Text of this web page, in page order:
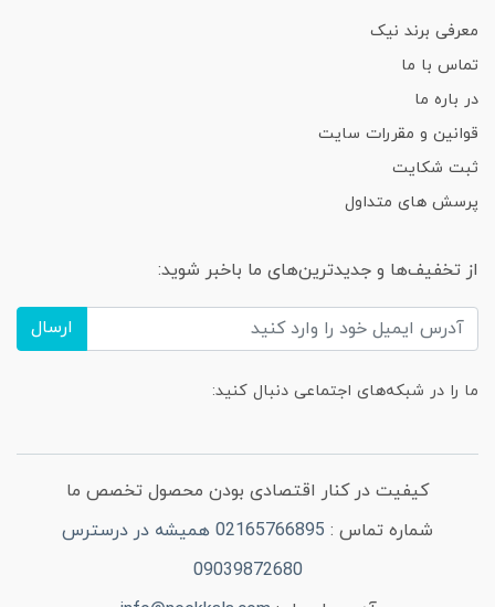
معرفی برند نیک
تماس با ما
در باره ما
قوانین و مقررات سایت
ثبت شکایت
پرسش های متداول
از تخفیف‌ها و جدیدترین‌های ما باخبر شوید:
ارسال
ما را در شبکه‌های اجتماعی دنبال کنید:
کیفیت در کنار اقتصادی بودن محصول تخصص ما
شماره تماس :
02165766895 همیشه در درسترس
09039872680